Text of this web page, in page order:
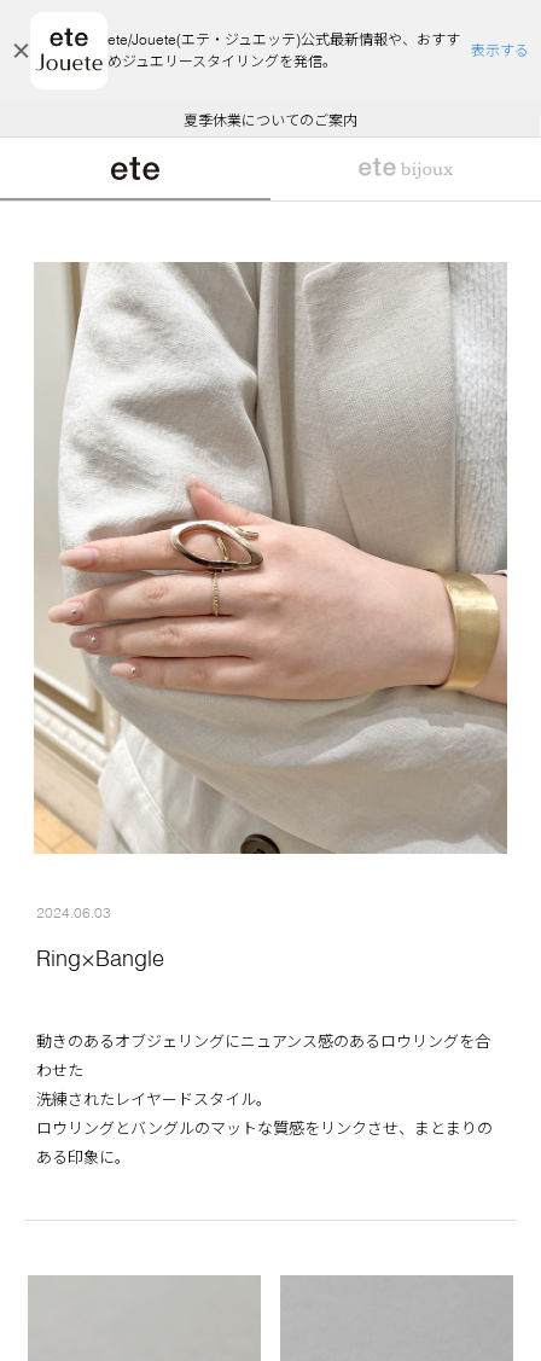
ete/Jouete(エテ・ジュエッテ)公式最新情報や、おすす
めジュエリースタイリングを発信。
表示する
エコラッピング及びエコポイント付与のご案内
ご注文いただいたお品物のお届け状況について
夏季休業についてのご案内
WEB Limited Items >>
採用のご案内
悪質な偽サイトにご注意ください
エコラッピング及びエコポイント付与のご案内
ご注文いただいたお品物のお届け状況について
2024.06.03
Ring×Bangle
動きのあるオブジェリングにニュアンス感のあるロウリングを合
わせた
洗練されたレイヤードスタイル。
ロウリングとバングルのマットな質感をリンクさせ、まとまりの
ある印象に。